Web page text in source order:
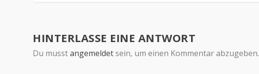
HINTERLASSE EINE ANTWORT
Du musstangemeldetsein, um einen Kommentar abzugeben.